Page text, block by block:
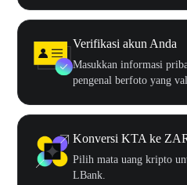
Verifikasi akun Anda
Masukkan informasi
pengenal berfoto yang
Konversi KTA ke
Pilih mata uang kripto
LBank.